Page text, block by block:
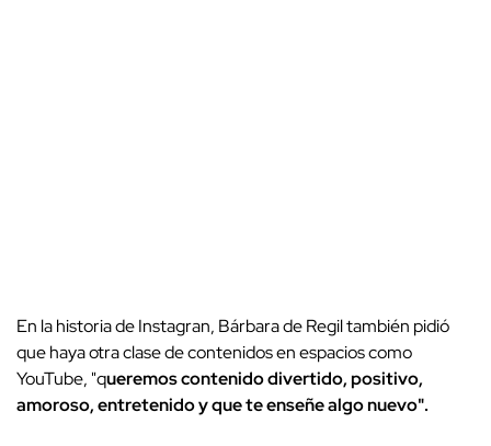
En la historia de Instagran, Bárbara de Regil también pidió
que haya otra clase de contenidos en espacios como
YouTube, "queremos contenido divertido, positivo,
amoroso, entretenido y que te enseñe algo nuevo".